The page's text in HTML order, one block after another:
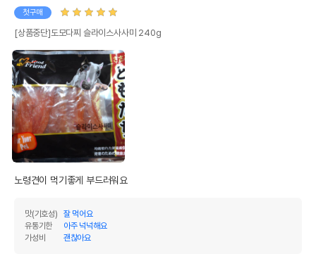
첫구매
[상품중단]도모다찌 슬라이스사사미 240g
노령견이 먹기좋게 부드러워요
맛(기호성)
잘 먹어요
유통기한
아주 넉넉해요
가성비
괜찮아요